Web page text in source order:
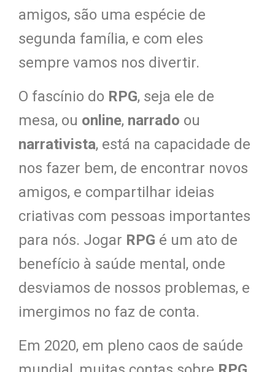
amigos, são uma espécie de
segunda família, e com eles
sempre vamos nos divertir.
O fascínio do RPG, seja ele de
mesa, ou online, narrado ou
narrativista, está na capacidade de
nos fazer bem, de encontrar novos
amigos, e compartilhar ideias
criativas com pessoas importantes
para nós. Jogar RPG é um ato de
benefício à saúde mental, onde
desviamos de nossos problemas, e
imergimos no faz de conta.
Em 2020, em pleno caos de saúde